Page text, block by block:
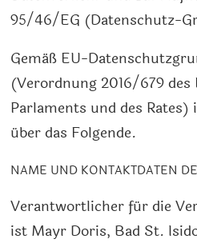
95/46/EG (Datenschutz-
Gemäß EU-
(Verordnung 2016/679 des
Parlaments und des
über das Folgende.
NAME UND KONTAKTDATEN
Verantwortlicher für die
ist Mayr Doris, Bad St.